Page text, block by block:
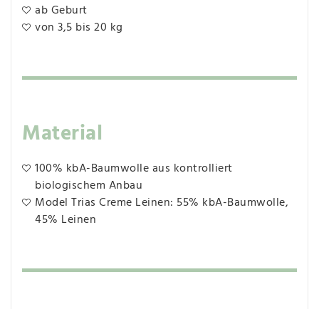
ab Geburt
von 3,5 bis 20 kg
Material
100% kbA-Baumwolle aus kontrolliert
biologischem Anbau
Model Trias Creme Leinen: 55% kbA-Baumwolle,
45% Leinen